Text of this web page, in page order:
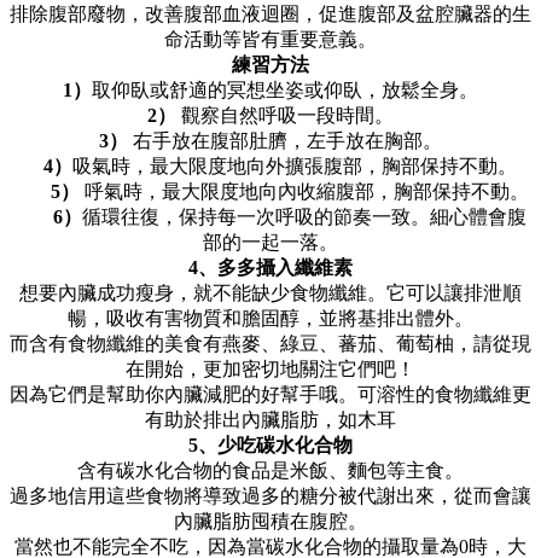
排除腹部廢物，改善腹部血液迴圈，促進腹部及盆腔臟器的生
命活動等皆有重要意義。
練習方法
1） 取仰臥或舒適的冥想坐姿或仰臥，放鬆全身。
2）
觀察自然呼吸一段時間。
3）
右手放在腹部肚臍，左手放在胸部。
4） 吸氣時，最大限度地向外擴張腹部，胸部保持不動。
5）
呼氣時，最大限度地向內收縮腹部，胸部保持不動。
6） 循環往復，保持每一次呼吸的節奏一致。細心體會腹
部的一起一落。
4、多多攝入纖維素
想要內臟成功瘦身，就不能缺少食物纖維。它可以讓排泄順
暢，吸收有害物質和膽固醇，並將基排出體外。
而含有食物纖維的美食有燕麥、綠豆、蕃茄、葡萄柚，請從現
在開始，更加密切地關注它們吧！
因為它們是幫助你內臟減肥的好幫手哦。可溶性的食物纖維更
有助於排出內臟脂肪，如木耳
5、少吃碳水化合物
含有碳水化合物的食品是米飯、麵包等主食。
過多地信用這些食物將導致過多的糖分被代謝出來，從而會讓
內臟脂肪囤積在腹腔。
當然也不能完全不吃，因為當碳水化合物的攝取量為0時，大